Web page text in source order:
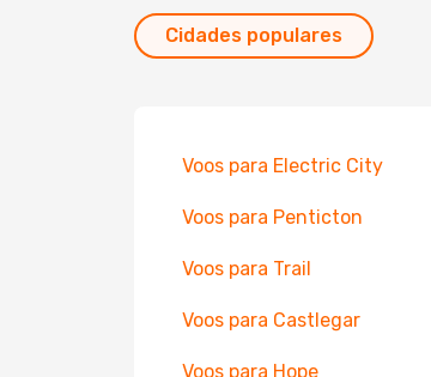
Cidades populares
Voos para Electric City
Voos para Penticton
Voos para Trail
Voos para Castlegar
Voos para Hope